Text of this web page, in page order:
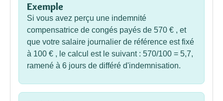
Exemple
Si vous avez perçu une indemnité
compensatrice de congés payés de 570 € , et
que votre salaire journalier de référence est fixé
à 100 € , le calcul est le suivant : 570/100 = 5,7,
ramené à 6 jours de différé d'indemnisation.